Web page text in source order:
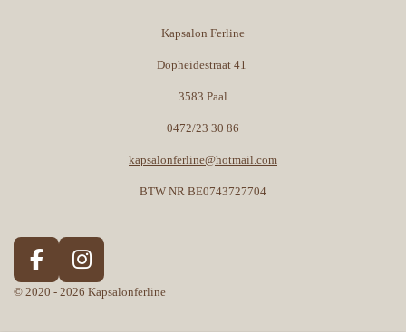
Kapsalon Ferline
Dopheidestraat 41
3583 Paal
0472/23 30 86
kapsalonferline@hotmail.com
BTW NR BE0743727704
F
a
I
n
© 2020 - 2026 Kapsalonferline